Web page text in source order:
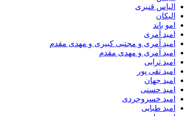
الیاس قنبرى
الیکان
امو باند
امید آمری
امید آمری و مجتبی کبیری و مهدى مقدم
امید آمری و مهدی مقدم
امید ترابی
امید تقی پور
امید جهان
امید حسنی
امید خسروجردی
امید طبایی